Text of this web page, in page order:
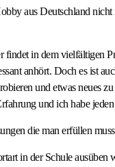
aus Deutschland nicht
findet in dem vielfältigen
anhört. Doch es ist
und etwas neues
und ich habe
die man erfüllen
in der Schule ausüben